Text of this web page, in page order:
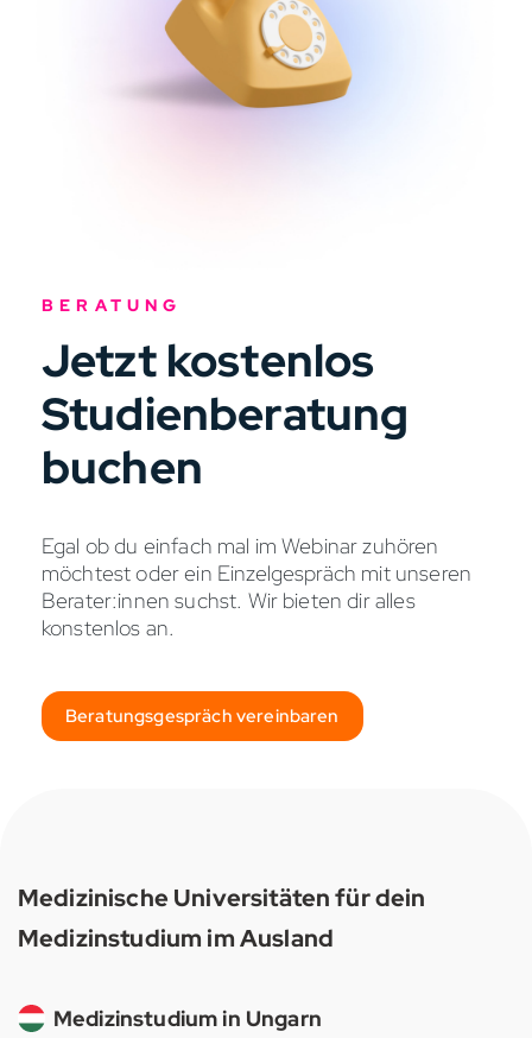
BERATUNG
Jetzt kostenlos
Studienberatung
buchen
Egal ob du einfach mal im Webinar zuhören
möchtest oder ein Einzelgespräch mit unseren
Berater:innen suchst. Wir bieten dir alles
konstenlos an.
Beratungsgespräch vereinbaren
Medizinische Universitäten für dein
Medizinstudium im Ausland
Medizinstudium in Ungarn